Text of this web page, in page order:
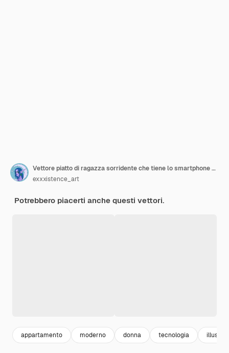
Vettore piatto di ragazza sorridente che tiene lo smartphone all'orecchio che simboleggia la comunicazione di chiamata vocale
exxxistence_art
Potrebbero piacerti anche questi vettori.
appartamento moderno donna tecnologia